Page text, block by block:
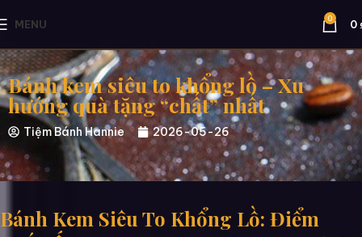
MENU 0 0
Bánh kem siêu to khổng lồ – Xu
hướng quà tặng “chất” nhất
Tiệm Bánh Hannie 2026-05-26
Bánh Kem Siêu To Khổng Lồ: Điểm